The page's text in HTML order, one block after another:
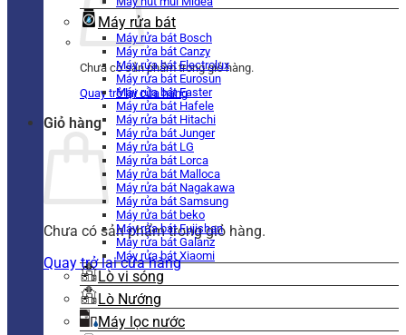
Chưa có sản phẩm trong giỏ hàng.
Quay trở lại cửa hàng
Giỏ hàng
Chưa có sản phẩm trong giỏ hàng.
Quay trở lại cửa hàng
Máy rửa bát
Máy rửa bát Bosch
Máy rửa bát Canzy
Máy rửa bát Electrolux
Máy rửa bát Eurosun
Máy rửa bát Faster
Máy rửa bát Hafele
Máy rửa bát Hitachi
Máy rửa bát Junger
Máy rửa bát LG
Máy rửa bát Lorca
Máy rửa bát Malloca
Máy rửa bát Nagakawa
Máy rửa bát Samsung
Máy rửa bát beko
Máy rửa bát Fujishan
Máy rửa bát Galanz
Máy rửa bát Xiaomi
Lò vi sóng
Lò Nướng
Máy lọc nước